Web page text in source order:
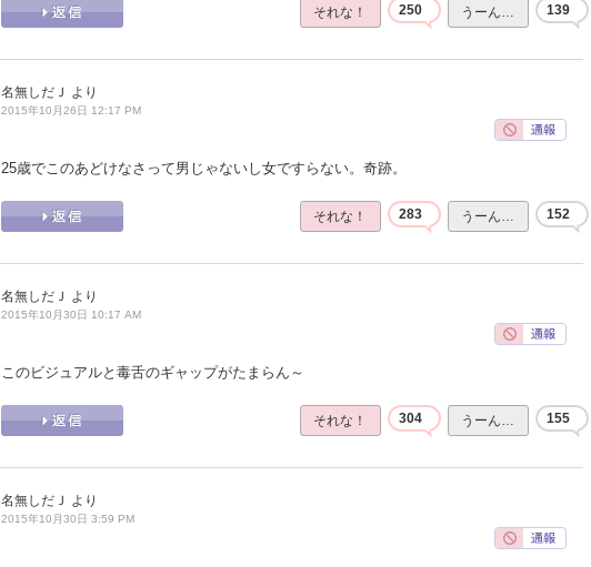
それな！ 250 うーん… 139
名無しだＪ より
2015年10月26日 12:17 PM
25歳でこのあどけなさって男じゃないし女ですらない。奇跡。
それな！ 283 うーん… 152
名無しだＪ より
2015年10月30日 10:17 AM
このビジュアルと毒舌のギャップがたまらん～
それな！ 304 うーん… 155
名無しだＪ より
2015年10月30日 3:59 PM